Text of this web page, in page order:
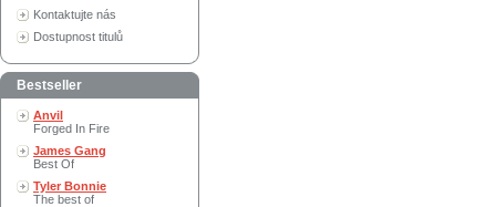
Kontaktujte nás
Dostupnost titulů
Bestseller
Anvil
Forged In Fire
James Gang
Best Of
Tyler Bonnie
The best of